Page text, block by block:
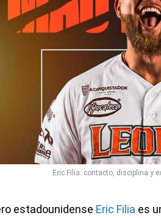
Eric Filia: contacto, disciplina y
estadounidense Eric Filia es